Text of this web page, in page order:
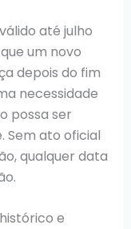
até julho
um novo
depois do fim
necessidade
possa ser
Sem ato oficial
qualquer data
e